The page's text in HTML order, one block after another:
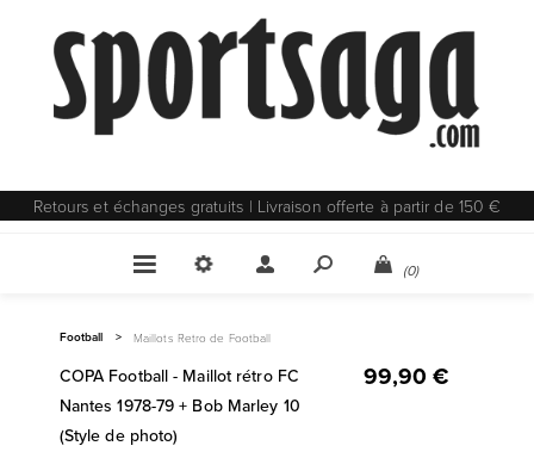
Retours et échanges gratuits | Livraison offerte à partir de 150 €
(0)
Football > Maillots Retro de Football
COPA Football - Maillot rétro FC
Nantes 1978-79 + Bob Marley 10
(Style de photo)
99,90 €